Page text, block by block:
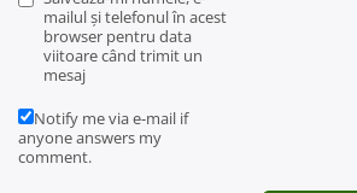
mailul și telefonul în acest
browser pentru data
viitoare când trimit un
mesaj
Notify me via e-mail if
anyone answers my
comment.